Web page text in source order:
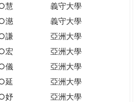
慧
義守大學
濨
義守大學
謙
亞洲大學
宏
亞洲大學
儀
亞洲大學
延
亞洲大學
妤
亞洲大學